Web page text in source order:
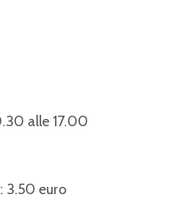
alle 17.00
3.50 euro